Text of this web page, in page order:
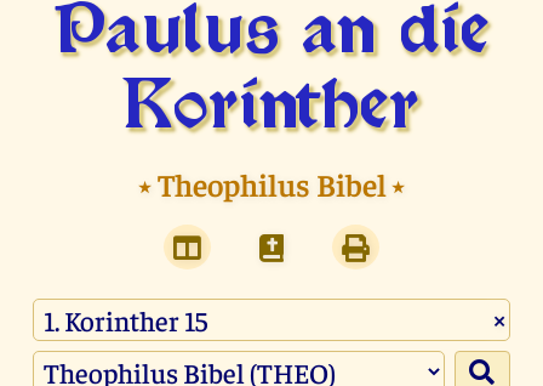
Paulus an die
Korinther
⭑Theophilus Bibel⭑
×